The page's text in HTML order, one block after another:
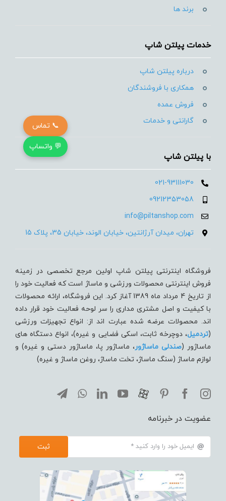
برند ها
خدمات پیلتن شاپ
درباره پیلتن شاپ
همکاری با فروشندگان
فروش عمده
گارانتی و خدمات
با پیلتن شاپ
021-93111030
09212353058
info@piltanshop.com
تهران، میدان آرژانتین، خیابان الوند، خیابان 35، پلاک 15
فروشگاه اینترنتی پیلتن شاپ اولین مرجع تخصصی در زمینه
فروش اینترنتی محصولات ورزشی و ماساژ است که فعالیت خود را
از تاریخ 4 مرداد ماه 1389 آغاز کرد. این فروشگاه، ارائه محصولات
با کیفیت و اصل مشتری مداری را سر لوحه فعالیت خود قرار داده
اند. محصولات عرضه شده عبارت اند از: انواع تجهیزات ورزشی
(تردميل، دوچرخه ثابت، اسکی فضایی و غیره)، انواع دستگاه های
ماساژور (صندلی ماساژور، ماساژور پا، ماساژور دستی و غیره) و
لوازم ماساژ (سنگ ماساژ، تخت ماساژ، روغن ماساژ و غیره)
عضویت در خبرنامه
ثبت
📞 تماس
💬 واتساپ